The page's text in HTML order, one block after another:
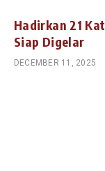
Hadirkan 21
Siap Digelar
DECEMBER 11, 2025